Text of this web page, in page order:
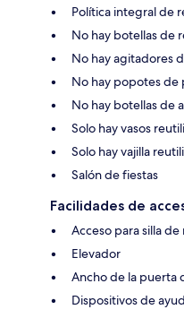
Política integral de
No hay botellas de
No hay agitadores
No hay popotes de
No hay botellas de
Solo hay vasos
Solo hay vajilla
Salón de fiestas
Facilidades de
Acceso para silla de
Elevador
Ancho de la puerta
Dispositivos de